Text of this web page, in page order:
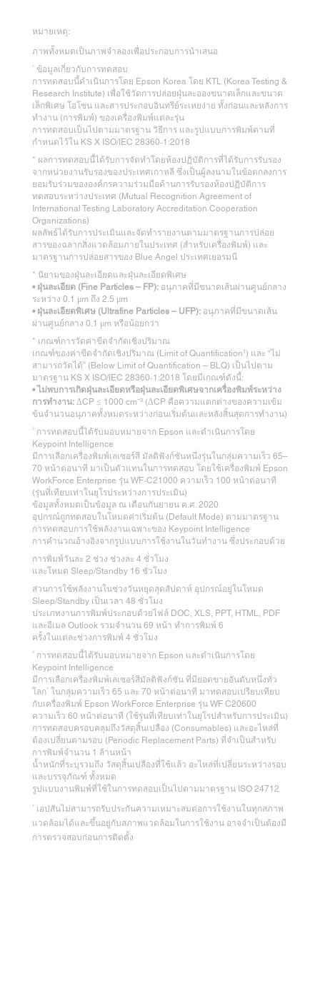
หมายเหตุ:
ภาพทั้งหมดเป็นภาพจำลองเพื่อประกอบการนำเสนอ
1
ข้อมูลเกี่ยวกับการทดสอบ
การทดสอบนี้ดำเนินการโดย Epson Korea โดย KTL (Korea Testing &
Research Institute) เพื่อใช้วัดการปล่อยฝุ่นละอองขนาดเล็กและขนาด
เล็กพิเศษ โอโซน และสารประกอบอินทรีย์ระเหยง่าย ทั้งก่อนและหลังการ
ทำงาน (การพิมพ์) ของเครื่องพิมพ์แต่ละรุ่น
การทดสอบเป็นไปตามมาตรฐาน วิธีการ และรูปแบบการพิมพ์ตามที่
กำหนดไว้ใน KS X ISO/IEC 28360‑1:2018
* ผลการทดสอบนี้ได้รับการจัดทำโดยห้องปฏิบัติการที่ได้รับการรับรอง
จากหน่วยงานรับรองของประเทศเกาหลี ซึ่งเป็นผู้ลงนามในข้อตกลงการ
ยอมรับร่วมขององค์กรความร่วมมือด้านการรับรองห้องปฏิบัติการ
ทดสอบระหว่างประเทศ (Mutual Recognition Agreement of
International Testing Laboratory Accreditation Cooperation
Organizations)
ผลลัพธ์ได้รับการประเมินและจัดทำรายงานตามมาตรฐานการปล่อย
สารของฉลากสิ่งแวดล้อมภายในประเทศ (สำหรับเครื่องพิมพ์) และ
มาตรฐานการปล่อยสารของ Blue Angel ประเทศเยอรมนี
* นิยามของฝุ่นละเอียดและฝุ่นละเอียดพิเศษ
• ฝุ่นละเอียด (Fine Particles – FP):อนุภาคที่มีขนาดเส้นผ่านศูนย์กลาง
ระหว่าง 0.1 μm ถึง 2.5 μm
• ฝุ่นละเอียดพิเศษ (Ultrafine Particles – UFP):อนุภาคที่มีขนาดเส้น
ผ่านศูนย์กลาง 0.1 μm หรือน้อยกว่า
* เกณฑ์การวัดค่าขีดจำกัดเชิงปริมาณ
เกณฑ์ของค่าขีดจำกัดเชิงปริมาณ (Limit of Quantification¹) และ “ไม่
สามารถวัดได้” (Below Limit of Quantification – BLQ) เป็นไปตาม
มาตรฐาน KS X ISO/IEC 28360‑1:2018 โดยมีเกณฑ์ดังนี้:
• ไม่พบการเกิดฝุ่นละเอียดหรือฝุ่นละเอียดพิเศษจากเครื่องพิมพ์ระหว่าง
การทำงาน:ΔCP ≤ 1000 cm⁻³ (ΔCP คือความแตกต่างของความเข้ม
ข้นจำนวนอนุภาคทั้งหมดระหว่างก่อนเริ่มต้นและหลังสิ้นสุดการทำงาน)
2
การทดสอบนี้ได้รับมอบหมายจาก Epson และดำเนินการโดย
Keypoint Intelligence
มีการเลือกเครื่องพิมพ์เลเซอร์สี มัลติฟังก์ชันหนึ่งรุ่นในกลุ่มความเร็ว 65–
70 หน้าต่อนาที มาเป็นตัวแทนในการทดสอบ โดยใช้เครื่องพิมพ์ Epson
WorkForce Enterprise รุ่น WF‑C21000 ความเร็ว 100 หน้าต่อนาที
(รุ่นที่เทียบเท่าในยุโรประหว่างการประเมิน)
ข้อมูลทั้งหมดเป็นข้อมูล ณ เดือนกันยายน ค.ศ. 2020
อุปกรณ์ถูกทดสอบในโหมดค่าเริ่มต้น (Default Mode) ตามมาตรฐาน
การทดสอบการใช้พลังงานเฉพาะของ Keypoint Intelligence
การคำนวณอ้างอิงจากรูปแบบการใช้งานในวันทำงาน ซึ่งประกอบด้วย
การพิมพ์วันละ 2 ช่วง ช่วงละ 4 ชั่วโมง
และโหมด Sleep/Standby 16 ชั่วโมง
ส่วนการใช้พลังงานในช่วงวันหยุดสุดสัปดาห์ อุปกรณ์อยู่ในโหมด
Sleep/Standby เป็นเวลา 48 ชั่วโมง
ประเภทงานการพิมพ์ประกอบด้วยไฟล์ DOC, XLS, PPT, HTML, PDF
และอีเมล Outlook รวมจำนวน 69 หน้า ทำการพิมพ์ 6
ครั้งในแต่ละช่วงการพิมพ์ 4 ชั่วโมง
3การทดสอบนี้ได้รับมอบหมายจาก Epson และดำเนินการโดย
Keypoint Intelligence
มีการเลือกเครื่องพิมพ์เลเซอร์สีมัลติฟังก์ชัน ที่มียอดขายอันดับหนึ่งทั่ว
โลก 1
ในกลุ่มความเร็ว 65 และ 70 หน้าต่อนาที มาทดสอบเปรียบเทียบ
กับเครื่องพิมพ์ Epson WorkForce Enterprise รุ่น WF C20600
ความเร็ว 60 หน้าต่อนาที (ใช้รุ่นที่เทียบเท่าในยุโรปสำหรับการประเมิน)
การทดสอบครอบคลุมถึงวัสดุสิ้นเปลือง (Consumables) และอะไหล่ที่
ต้องเปลี่ยนตามรอบ (Periodic Replacement Parts) ที่จำเป็นสำหรับ
การพิมพ์จำนวน 1 ล้านหน้า
น้ำหนักที่ระบุรวมถึง วัสดุสิ้นเปลืองที่ใช้แล้ว อะไหล่ที่เปลี่ยนระหว่างรอบ
และบรรจุภัณฑ์ ทั้งหมด
รูปแบบงานพิมพ์ที่ใช้ในการทดสอบเป็นไปตามมาตรฐาน ISO 24712
4
เอปสันไม่สามารถรับประกันความเหมาะสมต่อการใช้งานในทุกสภาพ
แวดล้อมได้และขึ้นอยู่กับสภาพแวดล้อมในการใช้งาน อาจจำเป็นต้องมี
การตรวจสอบก่อนการติดตั้ง